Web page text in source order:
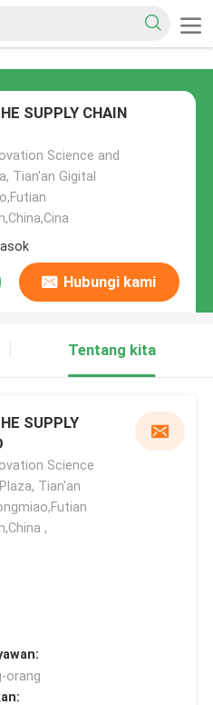
SUPPLY CHAIN
Science and
Tian'an Gigital
Hubungi kami
Tentang kita
SUPPLY
Science
Tian'an
,
orang